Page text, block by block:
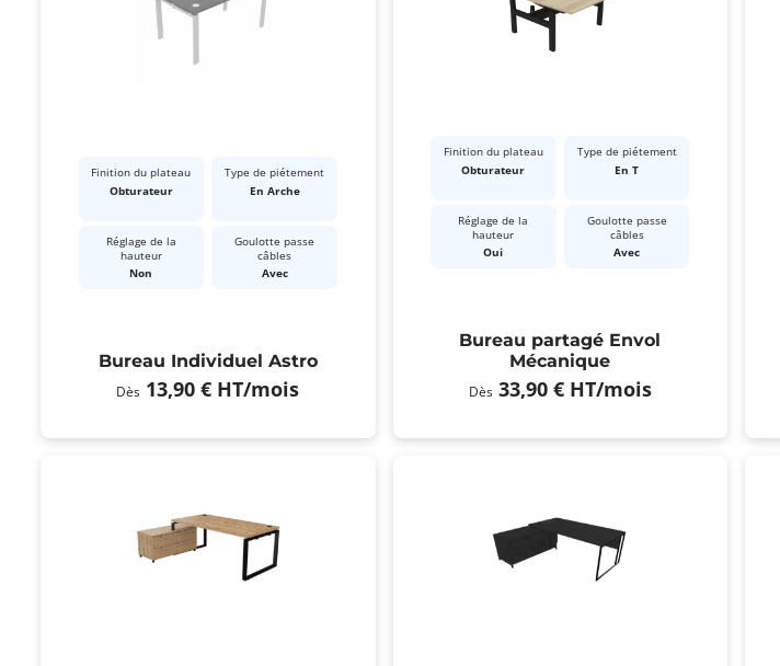
Finition du plateau
Obturateur
Type de piétement
En Arche
Réglage de la
hauteur
Non
Goulotte passe
câbles
Avec
Bureau Individuel Astro
Dès 13,90 € HT/mois
Finition du plateau
Obturateur
Type de piétement
En T
Réglage de la
hauteur
Oui
Goulotte passe
câbles
Avec
Bureau partagé Envol
Mécanique
Dès 33,90 € HT/mois